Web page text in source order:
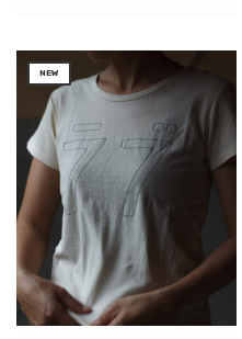
ジ
ら
選
き
ま
す
の
品
に
数
の
バ
リ
エ
ー
シ
ョ
ン
が
あ
り
ま
NEW